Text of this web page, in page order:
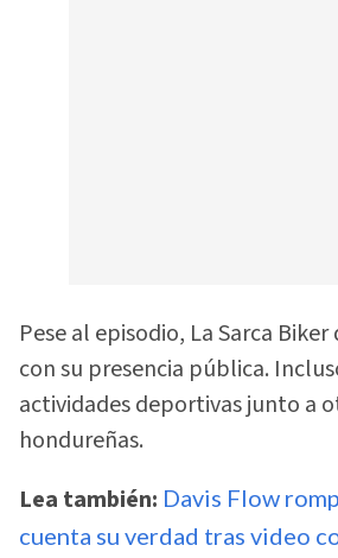
Pese al episodio, La Sarca
con su presencia pública.
actividades deportivas junto a
hondureñas.
Lea también: Davis Flow
cuenta su verdad tras video